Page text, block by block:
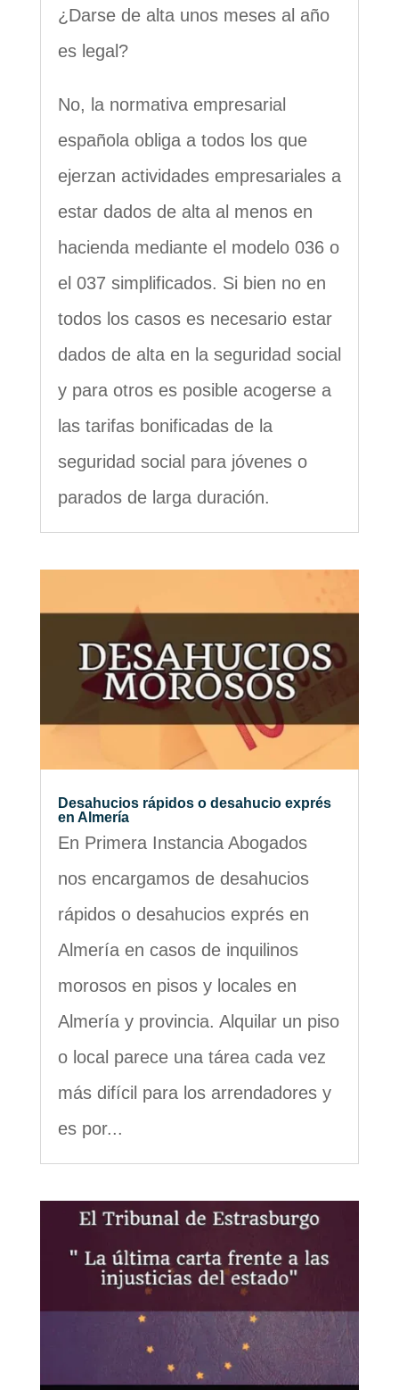
¿Darse de alta unos meses al año
es legal?
No, la normativa empresarial
española obliga a todos los que
ejerzan actividades empresariales a
estar dados de alta al menos en
hacienda mediante el modelo 036 o
el 037 simplificados. Si bien no en
todos los casos es necesario estar
dados de alta en la seguridad social
y para otros es posible acogerse a
las tarifas bonificadas de la
seguridad social para jóvenes o
parados de larga duración.
Desahucios rápidos o desahucio exprés
en Almería
En Primera Instancia Abogados
nos encargamos de desahucios
rápidos o desahucios exprés en
Almería en casos de inquilinos
morosos en pisos y locales en
Almería y provincia. Alquilar un piso
o local parece una tárea cada vez
más difícil para los arrendadores y
es por...